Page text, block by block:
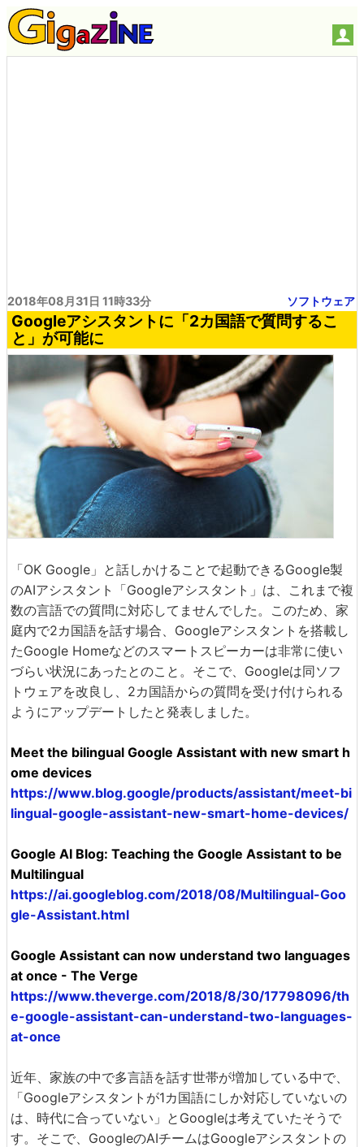
2018年08月31日 11時33分 ソフトウェア
Googleアシスタントに「2カ国語で質問するこ
と」が可能に
「OK Google」と話しかけることで起動できるGoogle製
のAIアシスタント「Googleアシスタント」は、これまで複
数の言語での質問に対応してませんでした。このため、家
庭内で2カ国語を話す場合、Googleアシスタントを搭載し
たGoogle Homeなどのスマートスピーカーは非常に使い
づらい状況にあったとのこと。そこで、Googleは同ソフ
トウェアを改良し、2カ国語からの質問を受け付けられる
ようにアップデートしたと発表しました。
Meet the bilingual Google Assistant with new smart h
ome devices
https://www.blog.google/products/assistant/meet-bi
lingual-google-assistant-new-smart-home-devices/
Google AI Blog: Teaching the Google Assistant to be
Multilingual
https://ai.googleblog.com/2018/08/Multilingual-Goo
gle-Assistant.html
Google Assistant can now understand two languages
at once - The Verge
https://www.theverge.com/2018/8/30/17798096/th
e-google-assistant-can-understand-two-languages-
at-once
近年、家族の中で多言語を話す世帯が増加している中で、
「Googleアシスタントが1カ国語にしか対応していないの
は、時代に合っていない」とGoogleは考えていたそうで
す。そこで、GoogleのAIチームはGoogleアシスタントの